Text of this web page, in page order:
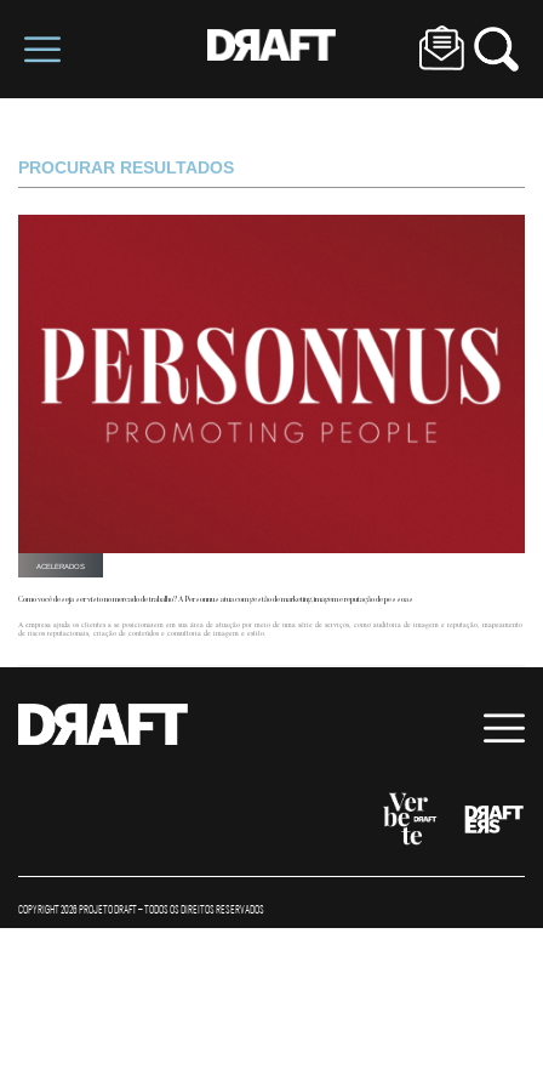
PROCURAR RESULTADOS
ACELERADOS
Como você deseja ser visto no mercado de trabalho? A Personnus atua com gestão de marketing, imagem e reputação de pessoas
A empresa ajuda os clientes a se posicionarem em sua área de atuação por meio de uma série de serviços, como auditoria de imagem e reputação, mapeamento
de riscos reputacionais, criação de conteúdos e consultoria de imagem e estilo.
COPYRIGHT 2026 PROJETO DRAFT – TODOS OS DIREITOS RESERVADOS